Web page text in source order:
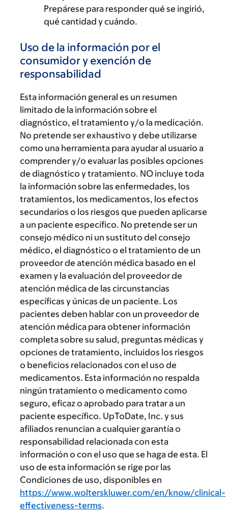
Prepárese para responder qué se ingirió,
qué cantidad y cuándo.
Uso de la información por el
consumidor y exención de
responsabilidad
Esta información general es un resumen
limitado de la información sobre el
diagnóstico, el tratamiento y/o la medicación.
No pretende ser exhaustivo y debe utilizarse
como una herramienta para ayudar al usuario a
comprender y/o evaluar las posibles opciones
de diagnóstico y tratamiento. NO incluye toda
la información sobre las enfermedades, los
tratamientos, los medicamentos, los efectos
secundarios o los riesgos que pueden aplicarse
a un paciente específico. No pretende ser un
consejo médico ni un sustituto del consejo
médico, el diagnóstico o el tratamiento de un
proveedor de atención médica basado en el
examen y la evaluación del proveedor de
atención médica de las circunstancias
específicas y únicas de un paciente. Los
pacientes deben hablar con un proveedor de
atención médica para obtener información
completa sobre su salud, preguntas médicas y
opciones de tratamiento, incluidos los riesgos
o beneficios relacionados con el uso de
medicamentos. Esta información no respalda
ningún tratamiento o medicamento como
seguro, eficaz o aprobado para tratar a un
paciente específico. UpToDate, Inc. y sus
afiliados renuncian a cualquier garantía o
responsabilidad relacionada con esta
información o con el uso que se haga de esta. El
uso de esta información se rige por las
Condiciones de uso, disponibles en
https://www.wolterskluwer.com/en/know/clinical-
effectiveness-terms.